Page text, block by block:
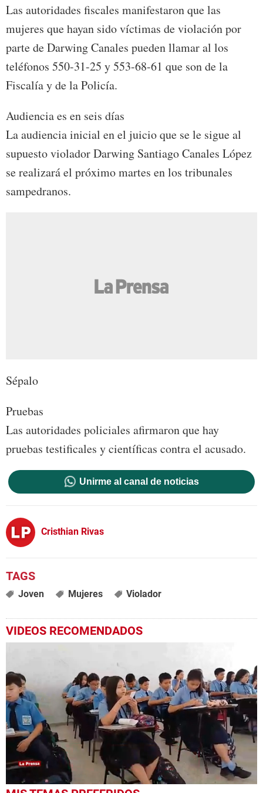
Las autoridades fiscales manifestaron que las
mujeres que hayan sido víctimas de violación por
parte de Darwing Canales pueden llamar al los
teléfonos 550-31-25 y 553-68-61 que son de la
Fiscalía y de la Policía.
Audiencia es en seis días
La audiencia inicial en el juicio que se le sigue al
supuesto violador Darwing Santiago Canales López
se realizará el próximo martes en los tribunales
sampedranos.
Sépalo
Pruebas
Las autoridades policiales afirmaron que hay
pruebas testificales y científicas contra el acusado.
Unirme al canal de noticias
Cristhian Rivas
Joven Mujeres Violador
VIDEOS RECOMENDADOS
0